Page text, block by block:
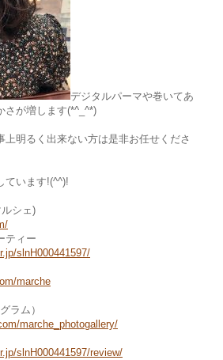
デジタルパーマや巻いてあ
さが増します(*^_^*)
上明るく出来ない方は是非お任せくださ
ています!(^^)!
シェ)
ティー
slnH000441597/
marche
ラム）
marche_photogallery/
slnH000441597/review/